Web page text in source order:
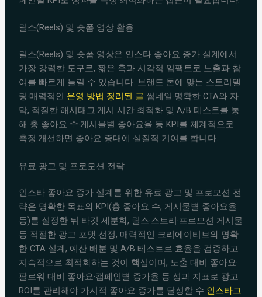
릴스(Reels) 및 숏폼 영상 활용
릴스(Reels) 및 숏폼 영상은 인스타 좋아요 증가 설계에서
가장 강력한 도구로, 짧은 훅과 시각적 임팩트로 노출과 참
여를 빠르게 늘릴 수 있습니다. 브랜드 톤에 맞는 스토리텔
링·매력적인 운영 방법 정리된 글 썸네일·명확한 CTA와 자
막, 적절한 해시태그·게시 시간 최적화 및 A/B 테스트를 통
해 총 좋아요 수·게시물별 좋아요율 등 KPI를 체계적으로
측정·개선하면 좋아요 증대에 실질적 기여를 합니다.
유료 광고 및 프로모션 전략
인스타 좋아요 증가 설계를 위한 유료 광고 및 프로모션 전
략은 명확한 목표와 KPI(총 좋아요 수, 게시물별 좋아요율
등)를 설정한 뒤 타깃 세분화, 릴스·스토리·프로모션 게시물
등 적절한 광고 포맷 선정, 매력적인 크리에이티브와 명확
한 CTA 설계, 예산 배분 및 A/B 테스트로 효율을 검증하고
지속적으로 최적화하는 것이 핵심이며, 노출 대비 좋아요·
팔로워 대비 좋아요·캠페인별 증가율 등 성과 지표로 광고
ROI를 관리해야 가시적 좋아요 증가를 달성할 수 인스타그